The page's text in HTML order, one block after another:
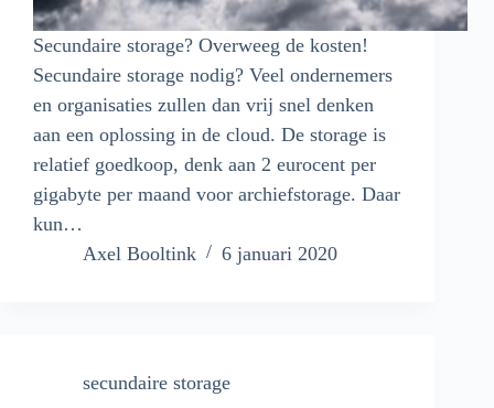
Secundaire storage? Overweeg de kosten!
Secundaire storage nodig? Veel ondernemers
en organisaties zullen dan vrij snel denken
aan een oplossing in de cloud. De storage is
relatief goedkoop, denk aan 2 eurocent per
gigabyte per maand voor archiefstorage. Daar
kun…
Axel Booltink
6 januari 2020
secundaire storage